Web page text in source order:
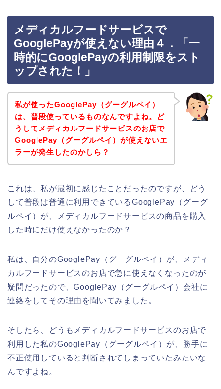
メディカルフードサービスで
GooglePayが使えない理由４．「一
時的にGooglePayの利用制限をスト
ップされた！」
私が使ったGooglePay（グーグルペイ）
は、普段使っているものなんですよね。ど
うしてメディカルフードサービスのお店で
GooglePay（グーグルペイ）が使えないエ
ラーが発生したのかしら？
これは、私が最初に感じたことだったのですが、どう
して普段は普通に利用できているGooglePay（グーグ
ルペイ）が、メディカルフードサービスの商品を購入
した時にだけ使えなかったのか？
私は、自分のGooglePay（グーグルペイ）が、メディ
カルフードサービスのお店で急に使えなくなったのが
疑問だったので、GooglePay（グーグルペイ）会社に
連絡をしてその理由を聞いてみました。
そしたら、どうもメディカルフードサービスのお店で
利用した私のGooglePay（グーグルペイ）が、勝手に
不正使用していると判断されてしまっていたみたいな
んですよね。